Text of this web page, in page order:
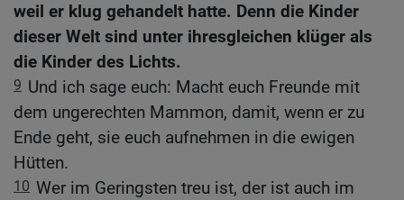
weil er klug gehandelt hatte. Denn die Kinder
dieser Welt sind unter ihresgleichen klüger als
die Kinder des Lichts.
9 Und ich sage euch: Macht euch Freunde mit
dem ungerechten Mammon, damit, wenn er zu
Ende geht, sie euch aufnehmen in die ewigen
Hütten.
10 Wer im Geringsten treu ist, der ist auch im